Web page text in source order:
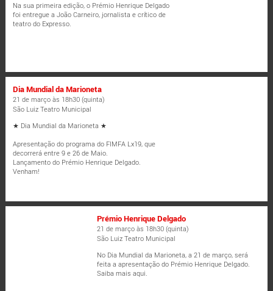
Na sua primeira edição, o Prémio Henrique Delgado
foi entregue a João Carneiro, jornalista e crítico de
teatro do Expresso.
Dia Mundial da Marioneta
21 de março às 18h30 (quinta)
São Luiz Teatro Municipal
★ Dia Mundial da Marioneta ★
Apresentação do programa do FIMFA Lx19, que
decorrerá entre 9 e 26 de Maio.
Lançamento do Prémio Henrique Delgado.
Venham!
Prémio Henrique Delgado
21 de março às 18h30 (quinta)
São Luiz Teatro Municipal
No Dia Mundial da Marioneta, a 21 de março, será
feita a apresentação do Prémio Henrique Delgado.
Saiba mais aqui.